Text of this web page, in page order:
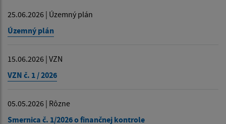
25.06.2026 | Územný plán
Územný plán
15.06.2026 | VZN
VZN č. 1 / 2026
05.05.2026 | Rôzne
Smernica č. 1/2026 o finančnej kontrole